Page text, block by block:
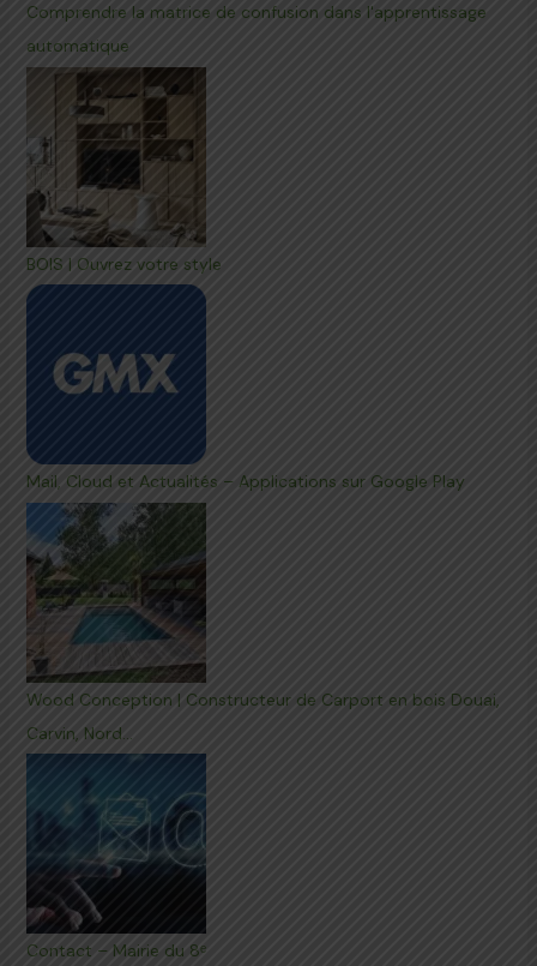
Comprendre la matrice de confusion dans l'apprentissage
automatique
BOIS | Ouvrez votre style
Mail, Cloud et Actualités – Applications sur Google Play
Wood Conception | Constructeur de Carport en bois Douai,
Carvin, Nord…
Contact – Mairie du 8ᵉ